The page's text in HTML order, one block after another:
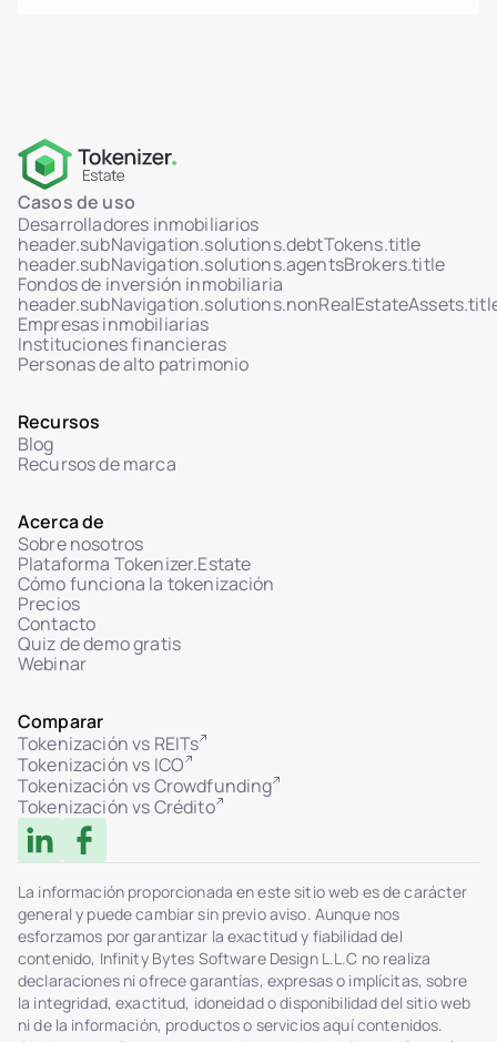
Casos de uso
Desarrolladores inmobiliarios
header.subNavigation.solutions.debtTokens.title
header.subNavigation.solutions.agentsBrokers.title
Fondos de inversión inmobiliaria
Empresas inmobiliarias
Instituciones financieras
Personas de alto patrimonio
Recursos
Blog
Recursos de marca
Acerca de
Sobre nosotros
Plataforma Tokenizer.Estate
Cómo funciona la tokenización
Precios
Contacto
Quiz de demo gratis
Webinar
Comparar
Tokenización vs REITs
Tokenización vs ICO
Tokenización vs Crowdfunding
Tokenización vs Crédito
La información proporcionada en este sitio web es de carácter
general y puede cambiar sin previo aviso. Aunque nos
esforzamos por garantizar la exactitud y fiabilidad del
contenido, Infinity Bytes Software Design L.L.C no realiza
declaraciones ni ofrece garantías, expresas o implícitas, sobre
la integridad, exactitud, idoneidad o disponibilidad del sitio web
ni de la información, productos o servicios aquí contenidos.